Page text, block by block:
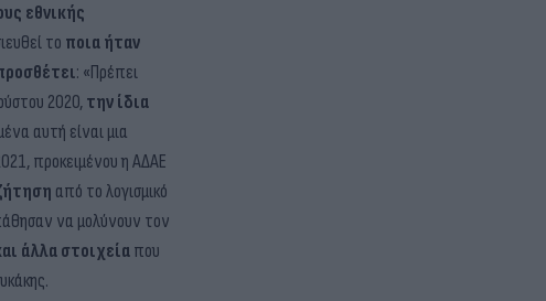
εθνικής
το ποια ήταν
: «Πρέπει
2020,την ίδια
αυτή είναι μια
προκειμένου η ΑΔΑΕ
από το λογισμικό
να μολύνουν τον
άλλα στοιχείαπου